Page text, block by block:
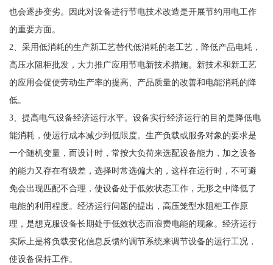
也会逐步变劣。因此对设备进行节电技术改造是开展节约用电工作
的重要方面。
2、采用低消耗的生产新工艺替代低消耗的老工艺，降低产品电耗，
高压水阻柜批发，大力推广应用节电新技术措施。新技术和新工艺
的应用会促使劳动生产率的提高、产品质量的改善和电能消耗的降
低。
3、提高电气设备经济运行水平。设备实行经济运行的目的是降低电
能消耗，使运行成本减少到低限度。生产负载或服务对象的要求是
一个随机变量，而设计时，常按大负荷来选配设备能力，加之设备
的能力又存在有级差，选择时常选偏大的，这样在运行时，不可避
免会出现匹配不合理，使设备处于低效状态工作，无形之中降低了
电能的利用程度。经济运行问题的提出，高压笼型水阻柜工作原
理，是想克服设备长期处于低效状态而浪费电能的现象。经济运行
实际上是将负载变化信息反馈约调节系统来调节设备的运行工况，
使设备保持工作。